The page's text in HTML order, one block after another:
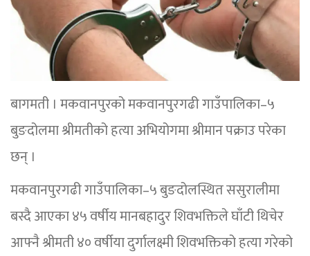
बागमती । मकवानपुरको मकवानपुरगढी गाउँपालिका–५
बुङदोलमा श्रीमतीको हत्या अभियोगमा श्रीमान पक्राउ परेका
छन् ।
मकवानपुरगढी गाउँपालिका–५ बुङदोलस्थित ससुरालीमा
बस्दै आएका ४५ वर्षीय मानबहादुर शिवभक्तिले घाँटी थिचेर
आफ्नै श्रीमती ४० वर्षीया दुर्गालक्ष्मी शिवभक्तिको हत्या गरेको